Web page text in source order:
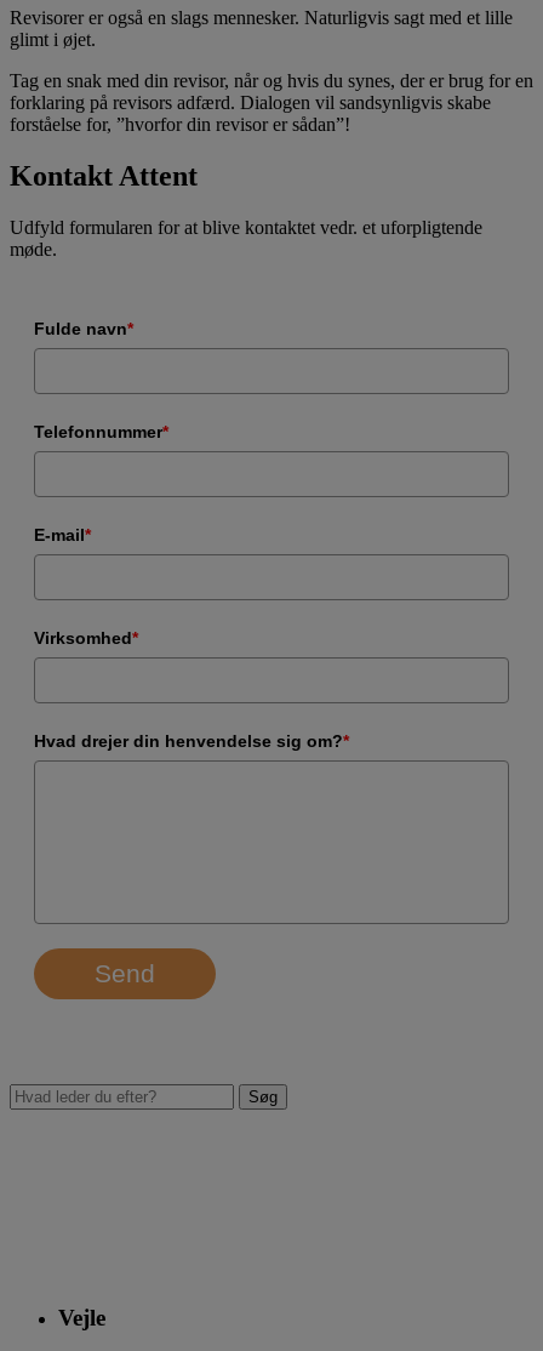
Revisorer er også en slags mennesker. Naturligvis sagt med et lille
glimt i øjet.
Tag en snak med din revisor, når og hvis du synes, der er brug for en
forklaring på revisors adfærd. Dialogen vil sandsynligvis skabe
forståelse for, ”hvorfor din revisor er sådan”!
Kontakt Attent
Udfyld formularen for at blive kontaktet vedr. et uforpligtende
møde.
Fulde navn*
Telefonnummer*
E-mail*
Virksomhed*
Hvad drejer din henvendelse sig om?*
Send
Vejle